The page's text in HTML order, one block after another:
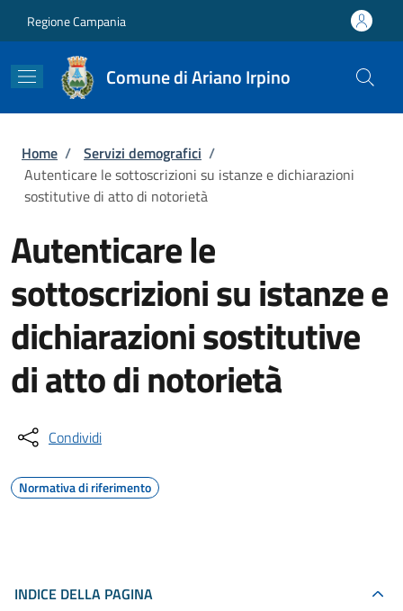
Regione Campania
Comune di Ariano Irpino
Briciole di pane
Home / Servizi demografici /
Autenticare le sottoscrizioni su istanze e dichiarazioni
sostitutive di atto di notorietà
Autenticare le
sottoscrizioni su istanze e
dichiarazioni sostitutive
di atto di notorietà
Condividi
Normativa di riferimento
INDICE DELLA PAGINA